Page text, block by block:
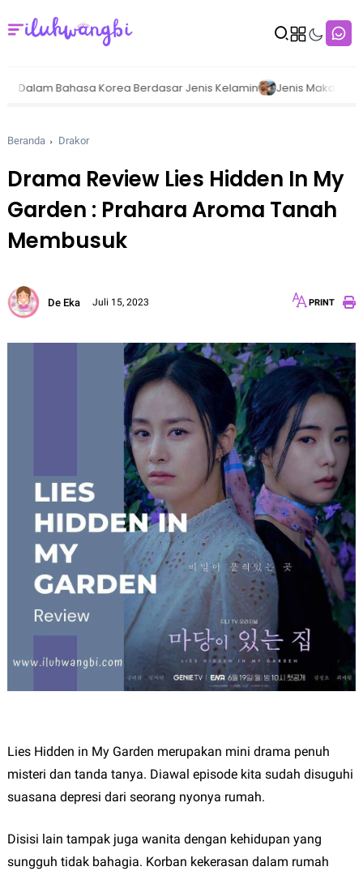
Korea Berdasar Jenis Kelamin Jenis Makanan Dalam
Beranda Drakor
Drama Review Lies Hidden In My
Garden : Prahara Aroma Tanah
Membusuk
De Eka Juli 15, 2023
30px
PRINT
Lies Hidden in My Garden merupakan mini drama penuh
misteri dan tanda tanya. Diawal episode kita sudah disuguhi
suasana depresi dari seorang nyonya rumah.
Disisi lain tampak juga wanita dengan kehidupan yang
sungguh tidak bahagia. Korban kekerasan dalam rumah